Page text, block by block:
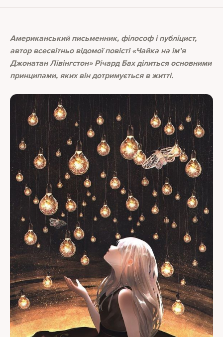
Американський письменник, філософ і публіцист,
автор всесвітньо відомої повісті «Чайка на ім’я
Джонатан Лівінгстон» Річард Бах ділиться основними
принципами, яких він дотримується в житті.